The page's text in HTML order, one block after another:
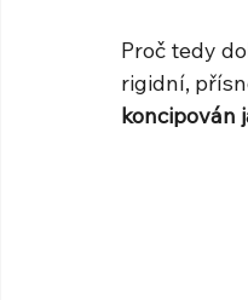
Proč tedy
rigidní,
koncipován